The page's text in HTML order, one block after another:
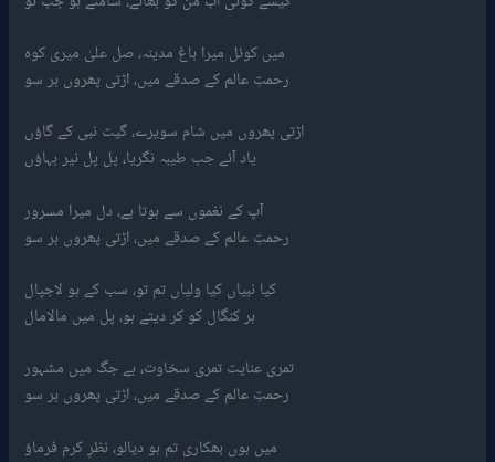
میں کوئل میرا باغ مدینہ، صل علیٰ میری کوہ
رحمتِ عالم کے صدقے میں، اڑتی پھروں ہر سو
اڑتی پھروں میں شام سویرے، گیت نبی کے گاؤں
یاد آئے جب طیبہ نگریا، پل پل نیر بہاؤں
آپ کے نغموں سے ہوتا ہے، دل میرا مسرور
رحمتِ عالم کے صدقے میں، اڑتی پھروں ہر سو
کیا نبیاں کیا ولیاں تم تو، سب کے ہو لاجپال
ہر کنگال کو کر دیتے ہو، پل میں مالامال
تمری عنایت تمری سخاوت، ہے جگ میں مشہور
رحمتِ عالم کے صدقے میں، اڑتی پھروں ہر سو
میں ہوں بھکاری تم ہو دیالو، نظرِ کرم فرماؤ